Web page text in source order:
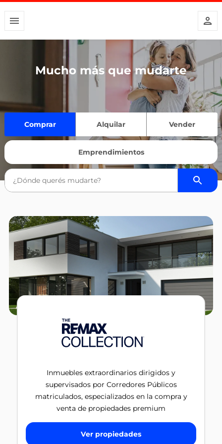
Mucho más que mudarte
Comprar Alquilar Vender
Emprendimientos
Inmuebles extraordinarios dirigidos y
supervisados por Corredores Públicos
matriculados, especializados en la compra y
venta de propiedades premium
Ver propiedades